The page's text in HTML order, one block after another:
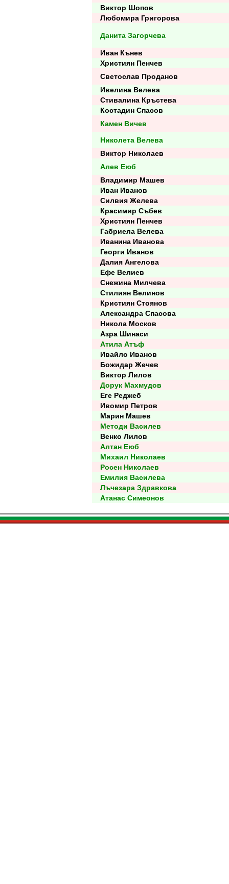
Виктор Шопов
Любомира Григорова
Данита Загорчева
Иван Кънев
Християн Пенчев
Светослав Проданов
Ивелина Велева
Стивалина Кръстева
Костадин Спасов
Камен Вичев
Николета Велева
Виктор Николаев
Алев Еюб
Владимир Машев
Иван Иванов
Силвия Желева
Красимир Събев
Християн Пенчев
Габриела Велева
Иванина Иванова
Георги Иванов
Далия Ангелова
Ефе Велиев
Снежина Милчева
Стилиян Велинов
Кристиян Стоянов
Александра Спасова
Никола Москов
Азра Шинаси
Атила Атъф
Ивайло Иванов
Божидар Жечев
Виктор Лилов
Дорук Махмудов
Еге Реджеб
Ивомир Петров
Марин Машев
Методи Василев
Венко Лилов
Алтан Еюб
Михаил Николаев
Росен Николаев
Емилия Василева
Лъчезара Здравкова
Атанас Симеонов